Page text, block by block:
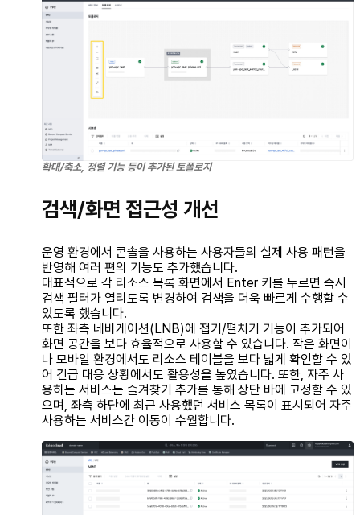
확대/축소, 정렬 기능 등이 추가된 토폴로지
검색/화면 접근성 개선
운영 환경에서 콘솔을 사용하는 사용자들의 실제 사용 패턴을
반영해 여러 편의 기능도 추가했습니다.
대표적으로 각 리소스 목록 화면에서 Enter 키를 누르면 즉시
검색 필터가 열리도록 변경하여 검색을 더욱 빠르게 수행할 수
있도록 했습니다.
또한 좌측 네비게이션(LNB)에 접기/펼치기 기능이 추가되어
화면 공간을 보다 효율적으로 사용할 수 있습니다. 작은 화면이
나 모바일 환경에서도 리소스 테이블을 보다 넓게 확인할 수 있
어 긴급 대응 상황에서도 활용성을 높였습니다. 또한, 자주 사
용하는 서비스는 즐겨찾기 추가를 통해 상단 바에 고정할 수 있
으며, 좌측 하단에 최근 사용했던 서비스 목록이 표시되어 자주
사용하는 서비스간 이동이 수월합니다.